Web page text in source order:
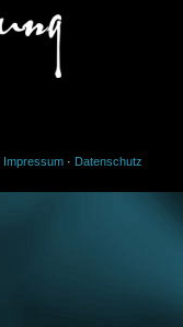
Impressum· Datenschutz